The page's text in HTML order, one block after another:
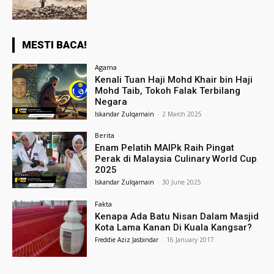
MESTI BACA!
Agama
Kenali Tuan Haji Mohd Khair bin Haji
Mohd Taib, Tokoh Falak Terbilang
Negara
Iskandar Zulqarnain - 2 March 2025
Berita
Enam Pelatih MAIPk Raih Pingat
Perak di Malaysia Culinary World Cup
2025
Iskandar Zulqarnain - 30 June 2025
Fakta
Kenapa Ada Batu Nisan Dalam Masjid
Kota Lama Kanan Di Kuala Kangsar?
Freddie Aziz Jasbindar - 16 January 2017